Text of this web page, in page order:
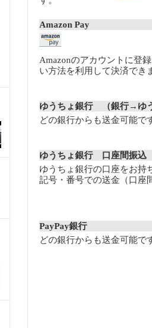
Amazon Pay
Amazonのアカウントに登
い方法を利用して決済でき
ゆうちょ銀行 （銀行→ゆ
どの銀行からも送金可能で
ゆうちょ銀行 口座間振込
ゆうちょ銀行の口座をお持
記号・番号での送金（口座
PayPay銀行
どの銀行からも送金可能で